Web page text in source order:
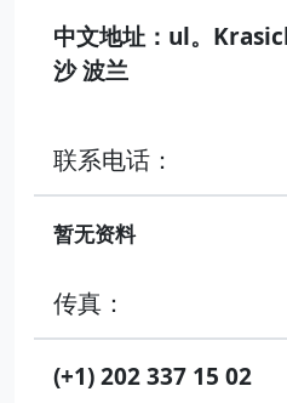
中文地址：ul。
沙 波兰
联系电话：
暂无资料
传真：
(+1) 202 337 15 02